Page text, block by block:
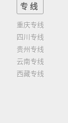
专线
重庆专线
四川专线
贵州专线
云南专线
西藏专线